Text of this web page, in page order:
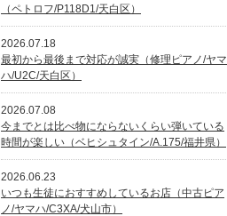
（ペトロフ/P118D1/天白区）
2026.07.18
最初から最後まで対応が誠実（修理ピアノ/ヤマ
ハ/U2C/天白区）
2026.07.08
今までとは比べ物にならないくらい弾いている
時間が楽しい（ベヒシュタイン/A.175/福井県）
2026.06.23
いつも生徒におすすめしているお店（中古ピア
ノ/ヤマハ/C3XA/犬山市）